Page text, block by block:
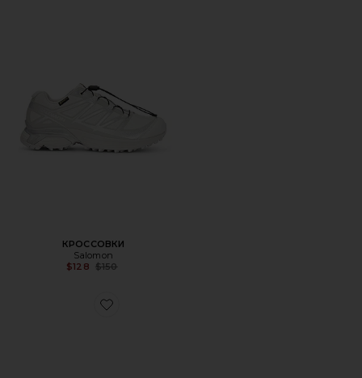
КРОССОВКИ
Salomon
$128 Previous price:
$150
Favorite КРОССОВКИ RX MARIE-JEANNE